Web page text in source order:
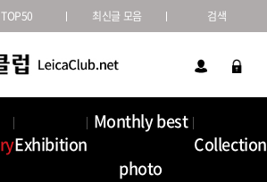
TOP50 최신글 모음 검색
Exhibition
Monthly best
photo
Collection